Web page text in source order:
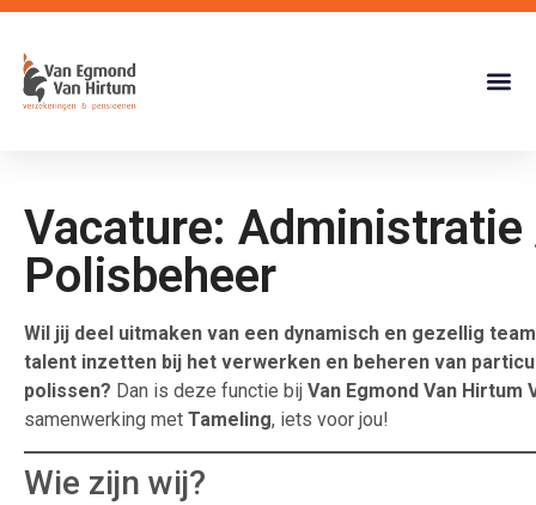
Vacature:
Polisbeheer
Wil jij deel uitmaken van een dynamisch en gezellig
talent inzetten bij het verwerken en beheren van
polissen? Dan is deze functie bij Van Egmond Van Hirtum
samenwerking met Tameling, iets voor jou!
Wie zijn wij?